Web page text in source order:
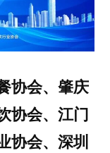
协会、肇庆
协会、江门
协会、深圳